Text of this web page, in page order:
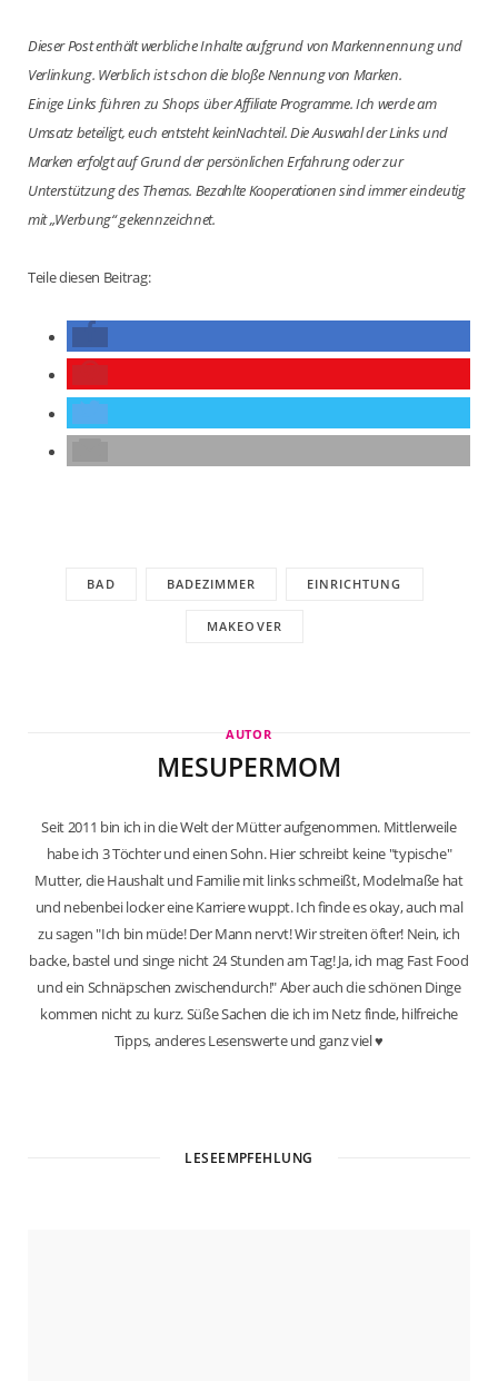
Dieser Post enthält werbliche Inhalte aufgrund von Markennennung und
Verlinkung. Werblich ist schon die bloße Nennung von Marken.
Einige Links führen zu Shops über Affiliate Programme. Ich werde am
Umsatz beteiligt, euch entsteht keinNachteil. Die Auswahl der Links und
Marken erfolgt auf Grund der persönlichen Erfahrung oder zur
Unterstützung des Themas. Bezahlte Kooperationen sind immer eindeutig
mit „Werbung“ gekennzeichnet.
Teile diesen Beitrag:
BAD BADEZIMMER EINRICHTUNG
MAKEOVER
AUTOR
MESUPERMOM
Seit 2011 bin ich in die Welt der Mütter aufgenommen. Mittlerweile
habe ich 3 Töchter und einen Sohn. Hier schreibt keine "typische"
Mutter, die Haushalt und Familie mit links schmeißt, Modelmaße hat
und nebenbei locker eine Karriere wuppt. Ich finde es okay, auch mal
zu sagen "Ich bin müde! Der Mann nervt! Wir streiten öfter! Nein, ich
backe, bastel und singe nicht 24 Stunden am Tag! Ja, ich mag Fast Food
und ein Schnäpschen zwischendurch!" Aber auch die schönen Dinge
kommen nicht zu kurz. Süße Sachen die ich im Netz finde, hilfreiche
Tipps, anderes Lesenswerte und ganz viel ♥
b
LESEEMPFEHLUNG